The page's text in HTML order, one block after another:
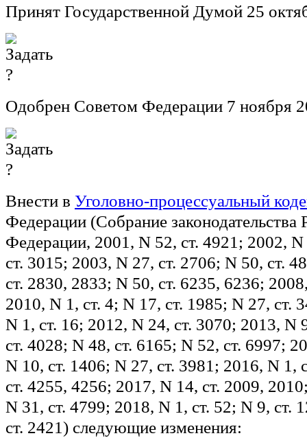
Принят Государственной Думой 25
Одобрен Советом Федерации 7 ноября
Внести в Уголовно-процессуальный
Федерации (Собрание законодательства
Федерации, 2001, N 52, ст. 4921; 2002,
ст. 3015; 2003, N 27, ст. 2706; N 50, ст.
ст. 2830, 2833; N 50, ст. 6235, 6236;
2010, N 1, ст. 4; N 17, ст. 1985; N 27, ст.
N 1, ст. 16; 2012, N 24, ст. 3070; 2013, N
ст. 4028; N 48, ст. 6165; N 52, ст. 6997;
N 10, ст. 1406; N 27, ст. 3981; 2016, N 1,
ст. 4255, 4256; 2017, N 14, ст. 2009,
N 31, ст. 4799; 2018, N 1, ст. 52; N 9, ст.
ст. 2421) следующие изменения: